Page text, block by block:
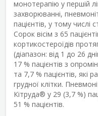
монотерапію у першій
захворюванні,
пацієнтів, у тому числі
Сорок вісім з 65
кортикостероїдів
(діапазон: від 1 до 26
17 % пацієнтів з
та 7,7 % пацієнтів, які
грудної клітки.
Кітруда® у 29 (3,7 %)
51 % пацієнтів.